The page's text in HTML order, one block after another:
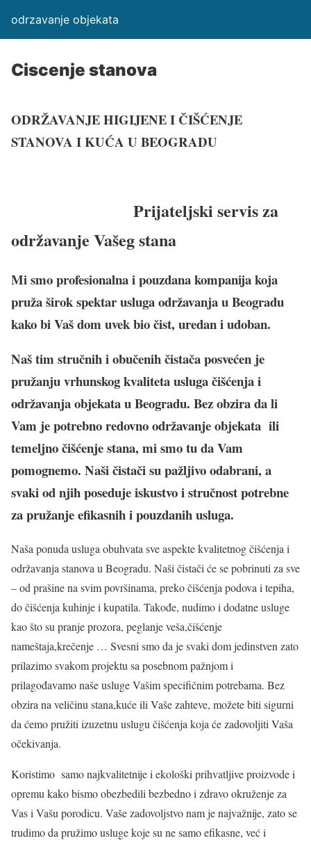
odrzavanje objekata
Ciscenje stanova
ODRŽAVANJE HIGIJENE I ČIŠĆENJE
STANOVA I KUĆA U BEOGRADU
Prijateljski servis za
održavanje Vašeg stana
Mi smo profesionalna i pouzdana kompanija koja
pruža širok spektar usluga održavanja u Beogradu
kako bi Vaš dom uvek bio čist, uredan i udoban.
Naš tim stručnih i obučenih čistača posvećen je
pružanju vrhunskog kvaliteta usluga čišćenja i
održavanja objekata u Beogradu. Bez obzira da li
Vam je potrebno redovno održavanje objekata ili
temeljno čišćenje stana, mi smo tu da Vam
pomognemo. Naši čistači su pažljivo odabrani, a
svaki od njih poseduje iskustvo i stručnost potrebne
za pružanje efikasnih i pouzdanih usluga.
Naša ponuda usluga obuhvata sve aspekte kvalitetnog čišćenja i
održavanja stanova u Beogradu. Naši čistači će se pobrinuti za sve
– od prašine na svim površinama, preko čišćenja podova i tepiha,
do čišćenja kuhinje i kupatila. Takođe, nudimo i dodatne usluge
kao što su pranje prozora, peglanje veša,čišćenje
nameštaja,krečenje … Svesni smo da je svaki dom jedinstven zato
prilazimo svakom projektu sa posebnom pažnjom i
prilagođavamo naše usluge Vašim specifičnim potrebama. Bez
obzira na veličinu stana,kuće ili Vaše zahteve, možete biti sigurni
da ćemo pružiti izuzetnu uslugu čišćenja koja će zadovoljiti Vaša
očekivanja.
Koristimo samo najkvalitetnije i ekološki prihvatljive proizvode i
opremu kako bismo obezbedili bezbedno i zdravo okruženje za
Vas i Vašu porodicu. Vaše zadovoljstvo nam je najvažnije, zato se
trudimo da pružimo usluge koje su ne samo efikasne, već i